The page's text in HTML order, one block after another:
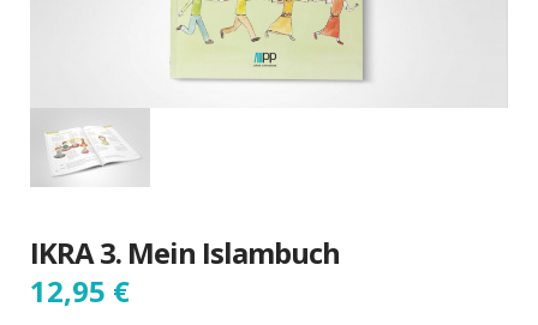
IKRA 3. Mein Islambuch
12,95 €